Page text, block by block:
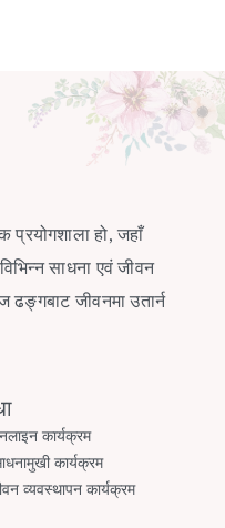
प्रयोगशाला हो, जहाँ
साधना एवं जीवन
ढङ्गबाट जीवनमा उतार्न
कार्यक्रम
कार्यक्रम
व्यवस्थापन कार्यक्रम